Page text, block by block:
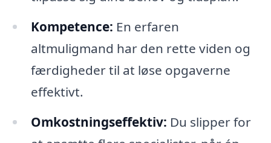
Kompetence: En erfaren
altmuligmand har den rette viden og
færdigheder til at løse opgaverne
effektivt.
Omkostningseffektiv: Du slipper for